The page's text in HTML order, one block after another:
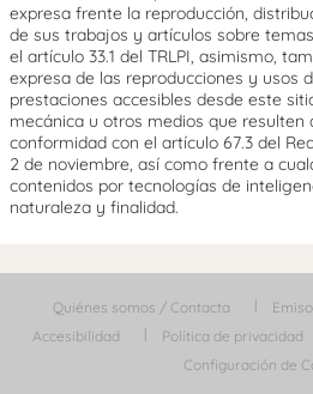
expresa frente la reproducción,
de sus trabajos y artículos sobre
el artículo 33.1 del TRLPI, asimismo,
expresa de las reproducciones y usos
prestaciones accesibles desde este
mecánica u otros medios que resulten
conformidad con el artículo 67.3 del
2 de noviembre, así como frente a
contenidos por tecnologías de
naturaleza y finalidad.
Quiénes somos / Contacta
Accesibilidad
Política de privacidad
Configuración de